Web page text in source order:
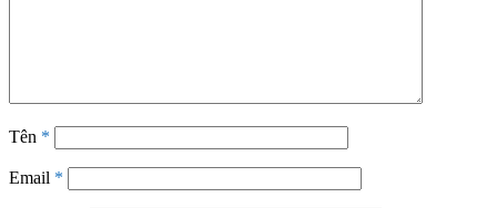
Tên *
Email *